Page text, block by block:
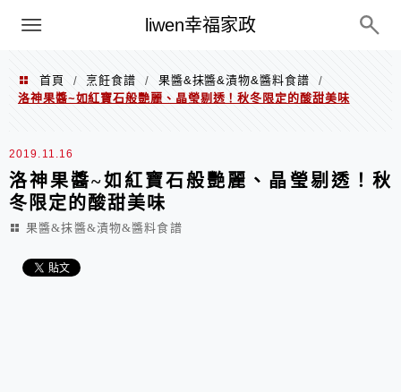
liwen幸福家政
menu
首頁 / 烹飪食譜 / 果醬&抹醬&漬物&醬料食譜
/
洛神果醬~如紅寶石般艷麗、晶瑩剔透！秋冬限定的酸甜美味
2019.11.16
洛神果醬~如紅寶石般艷麗、晶瑩剔透！秋
冬限定的酸甜美味
果醬&抹醬&漬物&醬料食譜